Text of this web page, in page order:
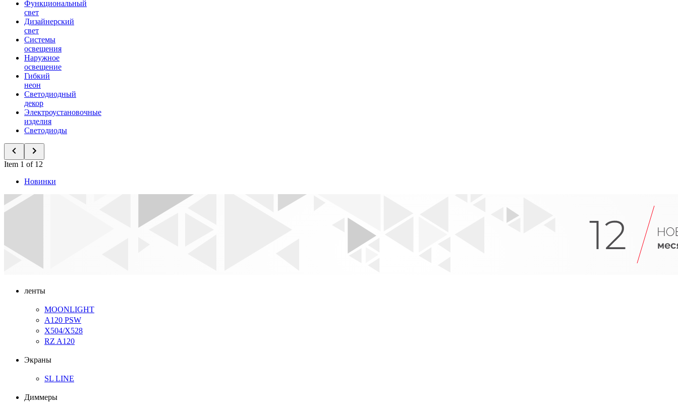
Функциональный
свет
Дизайнерский
свет
Системы
освещения
Наружное
освещение
Гибкий
неон
Светодиодный
декор
Электроустановочные
изделия
Светодиоды
Item 1 of 12
Новинки
ленты
MOONLIGHT
A120 PSW
Х504/Х528
RZ A120
Экраны
SL LINE
Диммеры